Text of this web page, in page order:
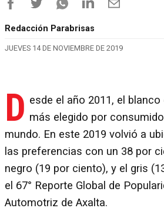
Redacción Parabrisas
JUEVES 14 DE NOVIEMBRE DE 2019
D esde el año 2011, el
más elegido por
mundo. En este 2019 volvió a
las preferencias con un 38 por
negro (19 por ciento), y el gris
el 67° Reporte Global de
Automotriz de Axalta.